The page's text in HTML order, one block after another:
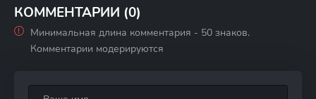
КОММЕНТАРИИ (0)
Минимальная длина комментария - 50 знаков.
Комментарии модерируются